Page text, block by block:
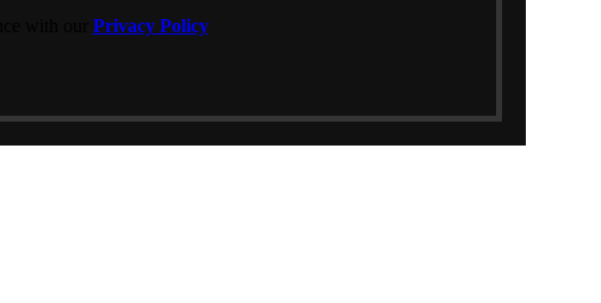
Privacy Policy